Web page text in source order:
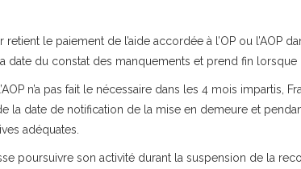
retient le paiement de l’aide accordée à l’OP ou l’AOP
date du constat des manquements et prend fin
n’a pas fait le nécessaire dans les 4 mois impartis,
la date de notification de la mise en demeure et
adéquates.
poursuivre son activité durant la suspension de la